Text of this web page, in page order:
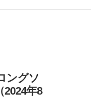
ングソ
年8